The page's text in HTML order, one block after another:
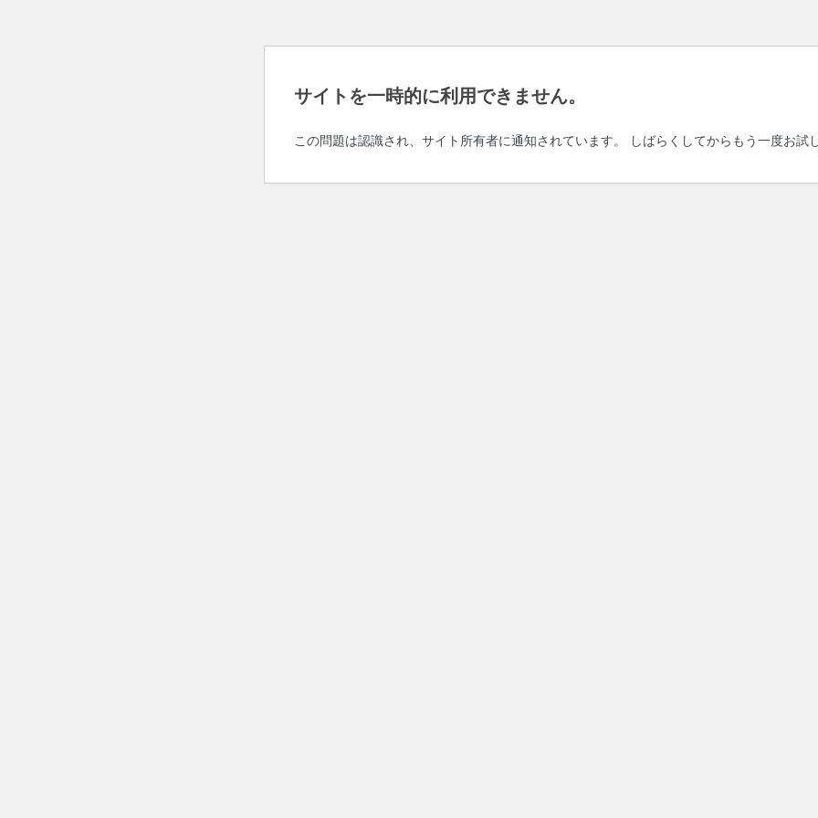
サイトを一時的に利用できません。
この問題は認識され、サイト所有者に通知されています。 しばらくしてからもう一度お試